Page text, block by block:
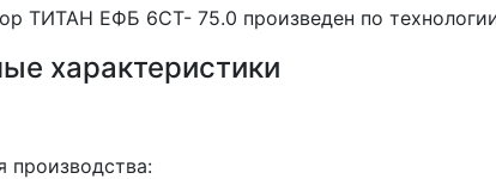
ТИТАН ЕФБ 6СТ- 75.0 произведен по
характеристики
производства: